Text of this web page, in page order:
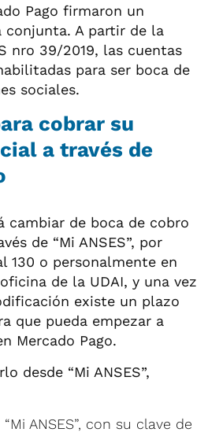
Pago firmaron un
conjunta. A partir de la
nro 39/2019, las cuentas
para ser boca de
sociales.
cobrar su
a través de
cambiar de boca de cobro
de “Mi ANSES”, por
130 o personalmente en
de la UDAI, y una vez
existe un plazo
que pueda empezar a
Mercado Pago.
desde “Mi ANSES”,
ANSES”, con su clave de